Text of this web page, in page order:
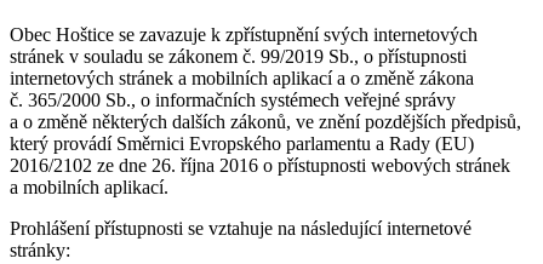
Obec Hoštice se zavazuje k zpřístupnění svých internetových
stránek v souladu se zákonem č. 99/2019 Sb., o přístupnosti
internetových stránek a mobilních aplikací a o změně zákona
č. 365/2000 Sb., o informačních systémech veřejné správy
a o změně některých dalších zákonů, ve znění pozdějších předpisů,
který provádí Směrnici Evropského parlamentu a Rady (EU)
2016/2102 ze dne 26. října 2016 o přístupnosti webových stránek
a mobilních aplikací.
Prohlášení přístupnosti se vztahuje na následující internetové
stránky: